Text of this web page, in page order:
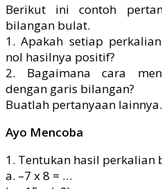
Berikut ini contoh
bilangan bulat.
1. Apakah setiap
nol hasilnya positif?
2. Bagaimana cara
dengan garis bilangan?
Buatlah pertanyaan lainnya.
Ayo Mencoba
1. Tentukan hasil
a. –7 x 8 = …